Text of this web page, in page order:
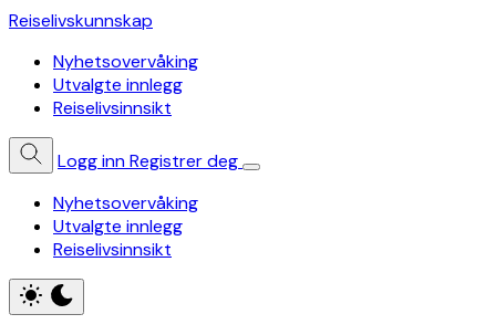
Reiselivskunnskap
Nyhetsovervåking
Utvalgte innlegg
Reiselivsinnsikt
Logg innRegistrer deg
Nyhetsovervåking
Utvalgte innlegg
Reiselivsinnsikt